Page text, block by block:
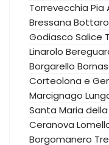
Torrevecchia Pia
Bressana
Godiasco Salice
Linarolo
Borgarello
Corteolona e
Marcignago
Santa Maria
Ceranova
Borgomanero